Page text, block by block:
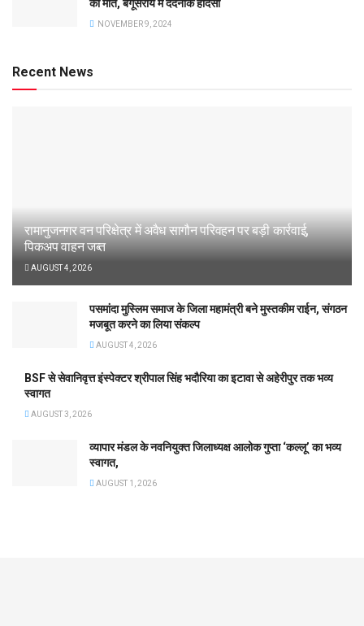
की मौत, बेगूसराय में दर्दनाक हादसा
NOVEMBER 9, 2024
Recent News
रामानुजनगर वन परिक्षेत्र में अवैध सागौन परिवहन पर बड़ी कार्रवाई,
पिकअप वाहन जब्त
AUGUST 4, 2026
पसमांदा मुस्लिम समाज के जिला महामंत्री बने मुस्तकीम राईन, संगठन
मजबूत करने का लिया संकल्प
AUGUST 4, 2026
BSF से सेवानिवृत्त इंस्पेक्टर श्रीपाल सिंह भदौरिया का इटावा से अहेरीपुर तक भव्य
स्वागत
AUGUST 3, 2026
व्यापार मंडल के नवनियुक्त जिलाध्यक्ष आलोक गुप्ता ‘कल्लू’ का भव्य
स्वागत,
AUGUST 1, 2026